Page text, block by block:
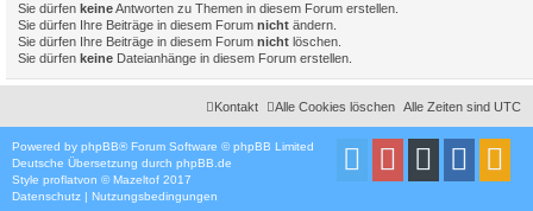
Sie dürfen keineAntworten zu Themen in diesem Forum erstellen.
Sie dürfen Ihre Beiträge in diesem Forum nicht ändern.
Sie dürfen Ihre Beiträge in diesem Forum nicht löschen.
Sie dürfen keine Dateianhänge in diesem Forum erstellen.
Alle Zeiten sind UTC
Alle Cookies löschen
Kontakt
Powered by phpBB® Forum Software © phpBB Limited
Deutsche Übersetzung durch phpBB.de
Style proflatvon ©Mazeltof 2017
Datenschutz | Nutzungsbedingungen